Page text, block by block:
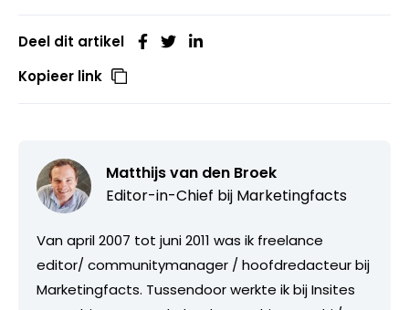
Deel dit artikel
Kopieer link
Matthijs van den Broek
Editor-in-Chief bij Marketingfacts
Van april 2007 tot juni 2011 was ik freelance
editor/ communitymanager / hoofdredacteur bij
Marketingfacts. Tussendoor werkte ik bij Insites